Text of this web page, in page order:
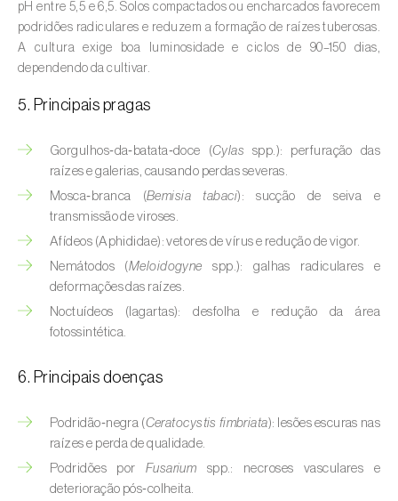
Batata (Solanum tuberosum)
Batata-doce (Ipomoea batatas
Begónia (Hillebrandia sandwicensis e
Beringela ( Solanum melongena )
Beterraba (Beta spp.)
Bétula (Betula spp.)
Buxo ( Buxus sempervirens L.
Cacaueiro ( Theobroma cacao)
Cana-de-açúcar ( Saccharum spp.
Cânhamo / Canábis (Cannabis sativa)
pH entre 5,5 e 6,5. Solos compactados ou encharcados favorecem
podridões radiculares e reduzem a formação de raízes tuberosas.
A cultura exige boa luminosidade e ciclos de 90–150 dias,
dependendo da cultivar.
5. Principais pragas
Gorgulhos‑da‑batata‑doce (Cylas spp.): perfuração das
raízes e galerias, causando perdas severas.
Mosca‑branca (Bemisia tabaci): sucção de seiva e
transmissão de viroses.
Afídeos (Aphididae): vetores de vírus e redução de vigor.
Nemátodos (Meloidogyne spp.): galhas radiculares e
deformações das raízes.
Noctuídeos (lagartas): desfolha e redução da área
fotossintética.
6. Principais doenças
Podridão‑negra (Ceratocystis fimbriata): lesões escuras nas
raízes e perda de qualidade.
Podridões por Fusarium spp.: necroses vasculares e
deterioração pós‑colheita.